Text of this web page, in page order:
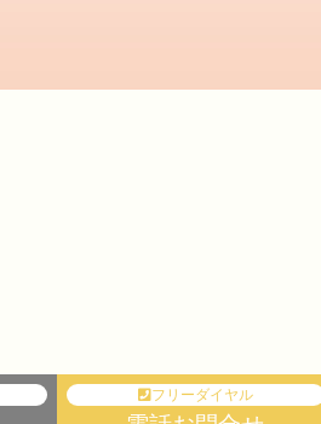
フリーダイヤル